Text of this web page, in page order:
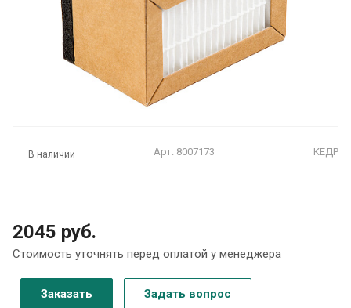
В наличии Арт. 8007173 КЕДР
2045 руб.
Стоимость уточнять перед оплатой у менеджера
Заказать Задать вопрос